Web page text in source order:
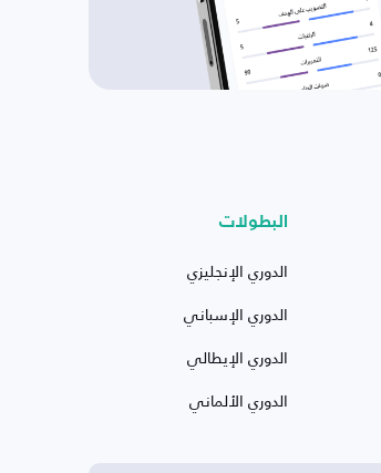
البطولات
الدوري الإنجليزي
الدوري الإسباني
الدوري الإيطالي
الدوري الألماني